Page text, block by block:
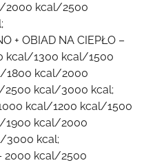
2000 kcal/2500
+ OBIAD NA CIEPŁO –
kcal/1300 kcal/1500
1800 kcal/2000
2500 kcal/3000 kcal;
1000 kcal/1200 kcal/1500
1900 kcal/2000
3000 kcal;
2000 kcal/2500